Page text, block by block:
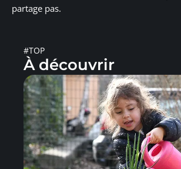
partage pas.
#TOP
À découvrir